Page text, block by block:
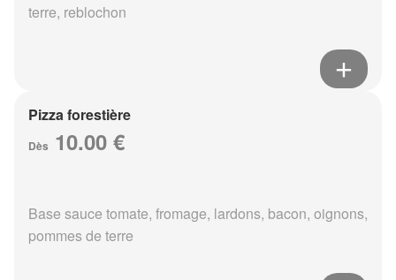
terre, reblochon
Pizza forestière
Dès 10.00 €
Base sauce tomate, fromage, lardons, bacon, oignons,
pommes de terre